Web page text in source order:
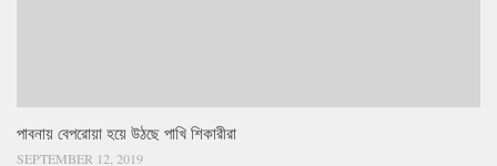
পাবনায় বেপরোয়া হয়ে উঠছে পাখি শিকারীরা
SEPTEMBER 12, 2019